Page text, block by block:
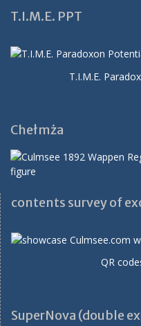
T.I.M.E. PPT
T.I.M.E.
Chełmża
contents survey of
QR
SuperNova (double